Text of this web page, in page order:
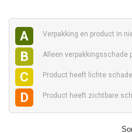
A Verpakking en product in
B Alleen verpakkingsschade
C Product heeft lichte schade
D Product heeft zichtbare